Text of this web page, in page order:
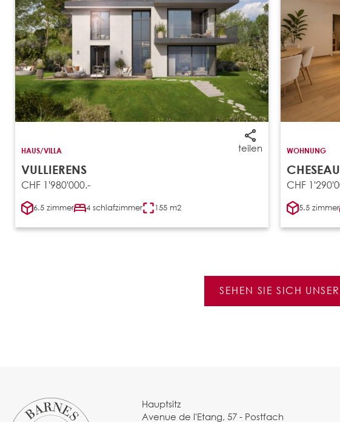
teilen
HAUS/VILLA
VULLIERENS
CHF 1'980'000.-
6.5 zimmer 4 schlafzimmer 155 m2
WOHNUNG
CHF
5.5 zimmer
SEHEN SIE SICH
Hauptsitz
Avenue de l'Etang, 57 - Postfach